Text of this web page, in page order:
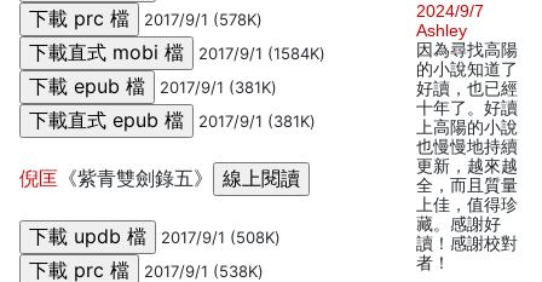
2017/9/1 (578K)
2017/9/1 (1584K)
2017/9/1 (381K)
2017/9/1 (381K)
倪匡 《紫青雙劍錄五》
2017/9/1 (508K)
2017/9/1 (538K)
2024/9/7
Ashley
因為尋找高陽
的小說知道了
好讀，也已經
十年了。好讀
上高陽的小說
也慢慢地持續
更新，越來越
全，而且質量
上佳，值得珍
藏。感謝好
讀！感謝校對
者！